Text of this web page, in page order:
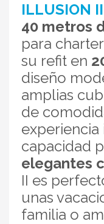
ILLUSION II
40 metros
para
su refit en
diseño
amplias
de
capacidad
elegantes
II es
unas
familia o